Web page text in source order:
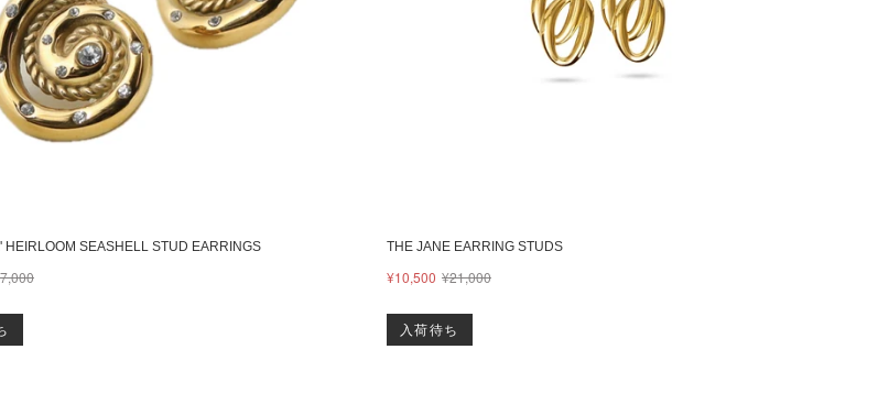
HEIRLOOM SEASHELL STUD EARRINGS THE JANE EARRING STUDS
¥10,500 ¥21,000
入荷待ち